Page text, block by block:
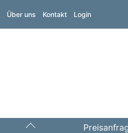
Über uns Kontakt Login